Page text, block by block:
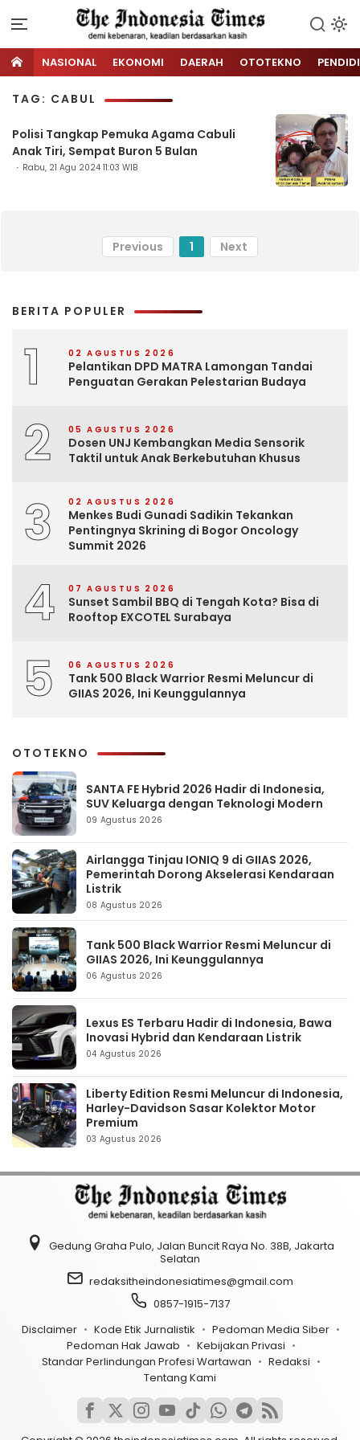
NASIONAL EKONOMI DAERAH OTOTEKNO
TAG: CABUL
Polisi Tangkap Pemuka Agama Cabuli
Anak Tiri, Sempat Buron 5 Bulan
Rabu, 21 Agu 2024 11:03 WIB
Previous 1 Next
BERITA POPULER
1 02 AGUSTUS 2026
Pelantikan DPD MATRA Lamongan Tandai
Penguatan Gerakan Pelestarian Budaya
2 05 AGUSTUS 2026
Dosen UNJ Kembangkan Media Sensorik
Taktil untuk Anak Berkebutuhan Khusus
3 02 AGUSTUS 2026
Menkes Budi Gunadi Sadikin Tekankan
Pentingnya Skrining di Bogor Oncology
Summit 2026
4 07 AGUSTUS 2026
Sunset Sambil BBQ di Tengah Kota? Bisa di
Rooftop EXCOTEL Surabaya
5 06 AGUSTUS 2026
Tank 500 Black Warrior Resmi Meluncur di
GIIAS 2026, Ini Keunggulannya
OTOTEKNO
SANTA FE Hybrid 2026 Hadir di Indonesia,
SUV Keluarga dengan Teknologi Modern
09 Agustus 2026
Airlangga Tinjau IONIQ 9 di GIIAS 2026,
Pemerintah Dorong Akselerasi Kendaraan
Listrik
08 Agustus 2026
Tank 500 Black Warrior Resmi Meluncur di
GIIAS 2026, Ini Keunggulannya
06 Agustus 2026
Lexus ES Terbaru Hadir di Indonesia, Bawa
Inovasi Hybrid dan Kendaraan Listrik
04 Agustus 2026
Liberty Edition Resmi Meluncur di Indonesia,
Harley-Davidson Sasar Kolektor Motor
Premium
03 Agustus 2026
Gedung Graha Pulo, Jalan Buncit Raya No. 38B, Jakarta
Selatan
redaksitheindonesiatimes@gmail.com
0857-1915-7137
Disclaimer
Kode Etik Jurnalistik
Pedoman Media Siber
Pedoman Hak Jawab
Kebijakan Privasi
Standar Perlindungan Profesi Wartawan
Redaksi
Tentang Kami